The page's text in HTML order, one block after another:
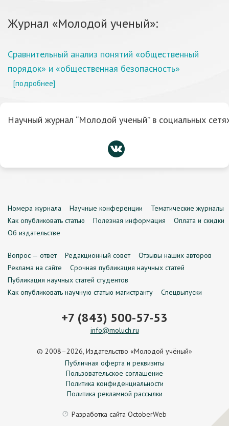
Журнал «Молодой ученый»:
Сравнительный анализ понятий «общественный
порядок» и «общественная безопасность»
[подробнее]
Научный журнал “Молодой ученый” в социальных
Номера журнала Научные конференции
Тематические журналы
Как опубликовать статью
Полезная информация
Оплата и скидки
Об издательстве
Вопрос — ответ Редакционный совет
Отзывы наших авторов
Реклама на сайте
Срочная публикация научных статей
Публикация научных статей студентов
Как опубликовать научную статью магистранту
Спецвыпуски
+7 (843) 500-57-53
info@moluch.ru
© 2008–2026, Издательство «Молодой учёный»
Публичная оферта и реквизиты
Пользовательское соглашение
Политика конфиденциальности
Политика рекламной рассылки
Разработка сайта OctoberWeb